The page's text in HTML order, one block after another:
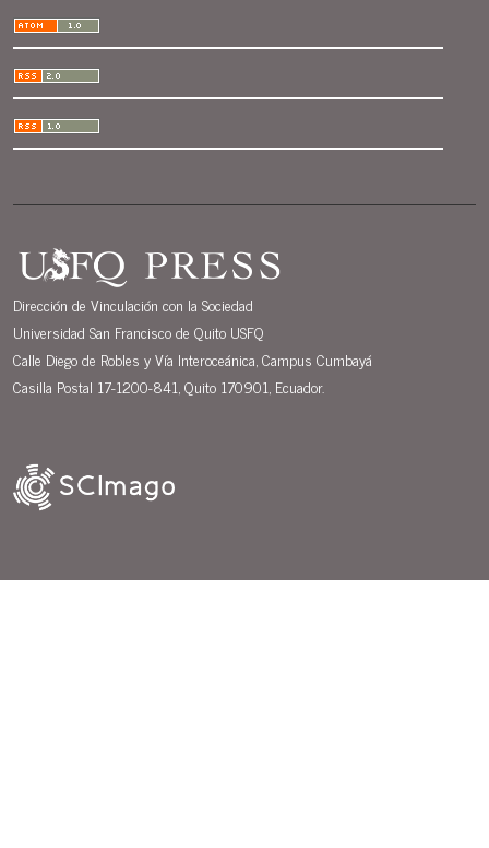
Dirección de Vinculación con la Sociedad
Universidad San Francisco de Quito USFQ
Calle Diego de Robles y Vía Interoceánica, Campus Cumbayá
Casilla Postal 17-1200-841, Quito 170901, Ecuador.